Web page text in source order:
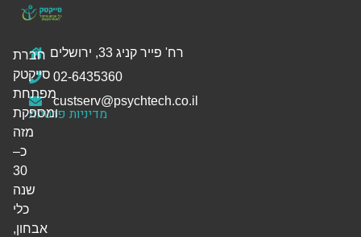
רח' פייר קניג 33, ירושלים
02-6435360
custserv@psychtech.co.il
מדיניות פרטיות
חברת
סייקטק
מפתחת
ומספקת
מזה
כ–
30
שנה
כלי
אבחון,